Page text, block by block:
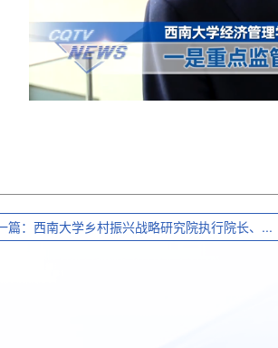
篇：西南大学乡村振兴战略研究院执行院长、...